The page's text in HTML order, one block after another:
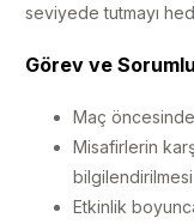
seviyede tutmayı
Görev ve
Maç öncesinde
Misafirlerin
bilgilendirilmesi
Etkinlik